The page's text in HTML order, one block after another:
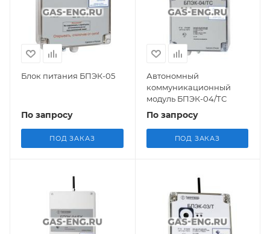
Блок питания БПЭК-05
По запросу
ПОД ЗАКАЗ
Автономный
коммуникационный
модуль БПЭК-04/ТС
По запросу
ПОД ЗАКАЗ